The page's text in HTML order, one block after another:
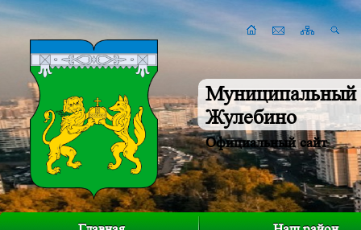
Муниципальный
Жулебино
Официальный сайт